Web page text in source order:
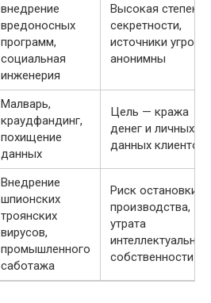
внедрение
вредоносных
программ,
социальная
инженерия
Высокая степень
секретности,
источники угроз
анонимны
Малварь,
краудфандинг,
похищение
данных
Цель — кража
денег и личных
данных клиентов
Внедрение
шпионских
троянских
вирусов,
промышленного
саботажа
Риск остановки
производства,
утрата
интеллектуальной
собственности